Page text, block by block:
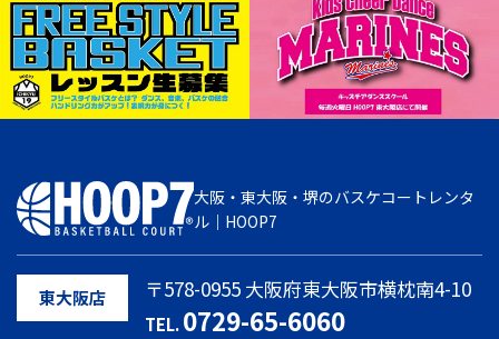
大阪・東大阪・堺のバスケコートレンタ
ル｜HOOP7
東大阪店 〒578-0955 大阪府東大阪市横枕南4-10
TEL.0729-65-6060